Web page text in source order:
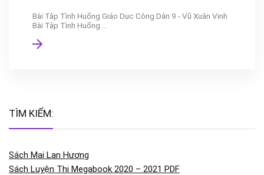
Bài Tập Tình Huống Giáo Dục Công Dân 9 - Vũ Xuân Vinh
Bài Tập Tình Huống ...
TÌM KIẾM:
Sách Mai Lan Hương
Sách Luyện Thi Megabook 2020 – 2021 PDF